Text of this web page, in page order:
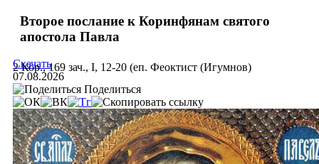
Второе послание к Коринфянам святого
апостола Павла
2 Кор., 169 зач., I, 12-20 (еп. Феоктист (Игумнов)
Скачать
07.08.2026
Поделиться